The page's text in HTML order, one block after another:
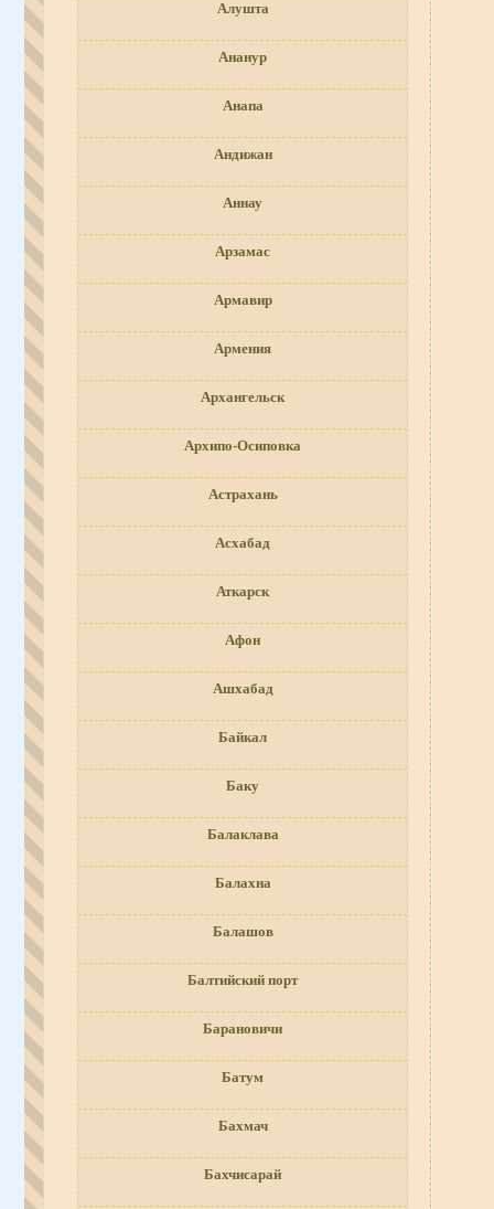
Алушта
Ананур
Анапа
Андижан
Аннау
Арзамас
Армавир
Армения
Архангельск
Архипо-Осиповка
Астрахань
Асхабад
Аткарск
Афон
Ашхабад
Байкал
Баку
Балаклава
Балахна
Балашов
Балтийский порт
Барановичи
Батум
Бахмач
Бахчисарай